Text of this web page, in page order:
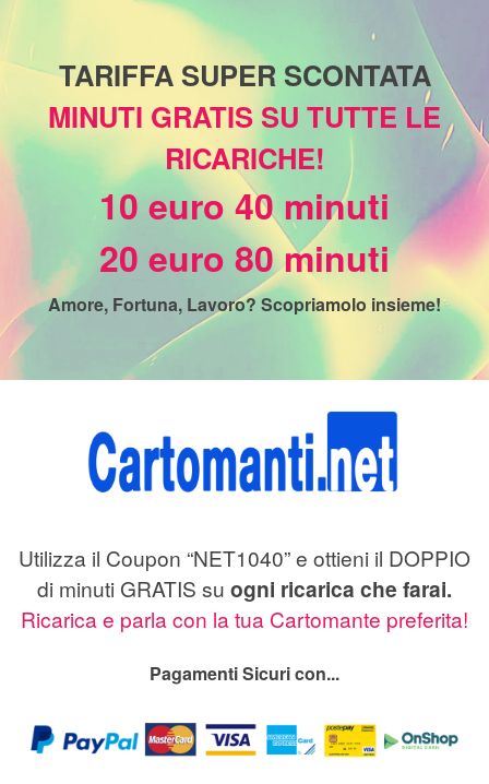
TARIFFA SUPER SCONTATA
MINUTI GRATIS SU TUTTE LE
RICARICHE!
10 euro 40 minuti
20 euro 80 minuti
Amore, Fortuna, Lavoro? Scopriamolo insieme!
Utilizza il Coupon “NET1040” e ottieni il DOPPIO
di minuti GRATIS su ogni ricarica che farai.
Ricarica e parla con la tua Cartomante preferita!
Pagamenti Sicuri con...